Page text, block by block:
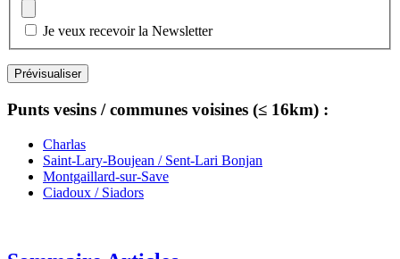
Je veux recevoir la Newsletter
Punts vesins / communes voisines (≤ 16km) :
Charlas
Saint-Lary-Boujean / Sent-Lari Bonjan
Montgaillard-sur-Save
Ciadoux / Siadors